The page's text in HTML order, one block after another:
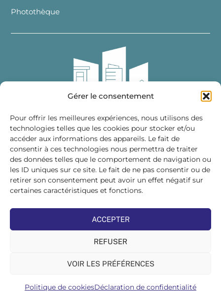
Gérer le consentement
Pour offrir les meilleures expériences, nous utilisons des
technologies telles que les cookies pour stocker et/ou
accéder aux informations des appareils. Le fait de
consentir à ces technologies nous permettra de traiter
des données telles que le comportement de navigation ou
les ID uniques sur ce site. Le fait de ne pas consentir ou de
retirer son consentement peut avoir un effet négatif sur
certaines caractéristiques et fonctions.
ACCEPTER
REFUSER
VOIR LES PRÉFÉRENCES
Politique de cookiesDéclaration de confidentialité
Photothèque
Fédération des Distributeurs
de Matériaux de Construction
215 bis, boulevard Saint-Germain
75007 PARIS
Tél : 01 45 48 28 44
Suivez-nous sur les réseaux sociaux :